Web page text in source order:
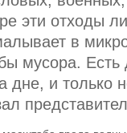
эти отходы
в
мусора. Есть
дне, и только